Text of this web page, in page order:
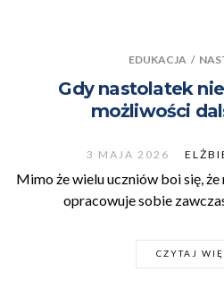
EDUKACJA /
Gdy nastolatek
możliwości
3 MAJA 2026
Mimo że wielu uczniów boi się,
opracowuje sobie
CZYTAJ